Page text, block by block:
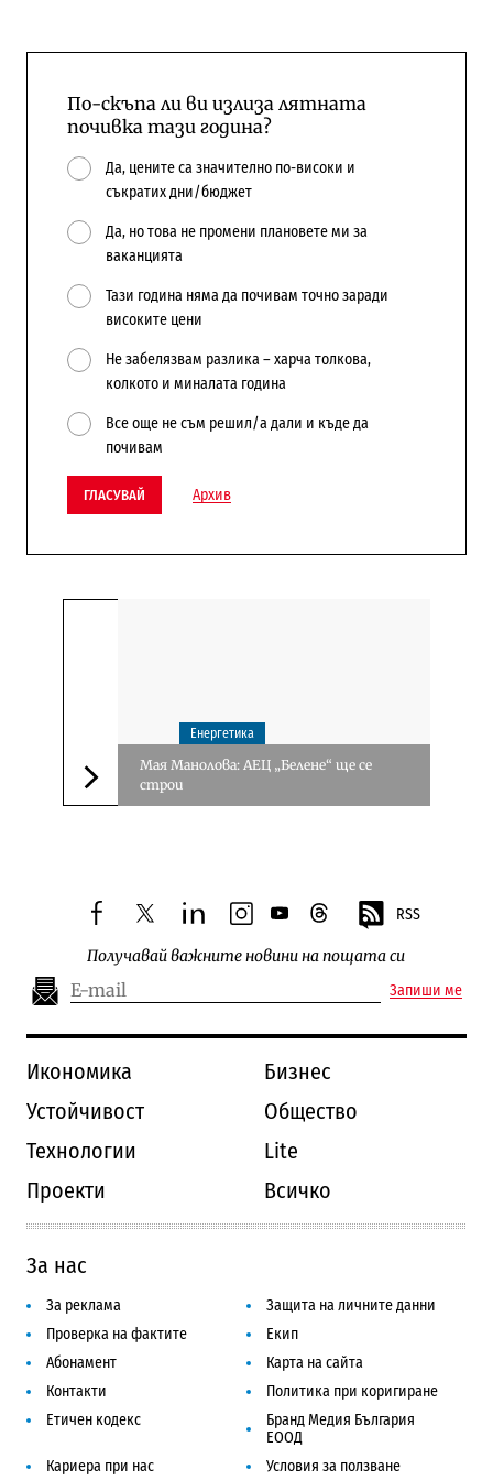
По-скъпа ли ви излиза лятната
почивка тази година?
Да, цените са значително по-високи и
съкратих дни/бюджет
Да, но това не промени плановете ми за
ваканцията
Тази година няма да почивам точно заради
високите цени
Не забелязвам разлика – харча толкова,
колкото и миналата година
Все още не съм решил/а дали и къде да
почивам
ГЛАСУВАЙ Архив
Следваща новина
Енергетика
Мая Манолова: АЕЦ „Белене“ ще се
строи
facebooktwitterlinkedininstagram
youtubethreads RSS
Получавай важните новини на пощата си
Запиши ме
Икономика
Бизнес
Устойчивост
Общество
Технологии
Lite
Проекти
Всичко
За нас
За реклама
Защита на личните данни
Проверка на фактите
Екип
Абонамент
Карта на сайта
Контакти
Политика при коригиране
Етичен кодекс
Бранд Медия България
ЕООД
Кариера при нас
Условия за ползване